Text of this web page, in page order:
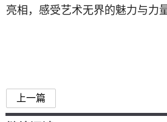
亮相，感受艺术无界的魅力与力量
上一篇